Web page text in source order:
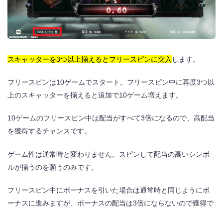
スキャッターを3つ以上揃えるとフリースピンに突入 します。
フリースピンは10ゲームでスタート。フリースピン中に再度3つ以
上のスキャッターを揃えると追加で10ゲーム増えます。
10ゲームのフリースピン中は配当がすべて3倍になるので、高配当
を獲得するチャンスです。
ゲーム性は通常時と変わりません。スピンして配当の高いシンボ
ルが揃うのを願うのみです。
フリースピン中にボーナスを引いた場合は通常時と同じようにボ
ーナスに進みますが、ボーナスの配当は3倍にならないので獲得で